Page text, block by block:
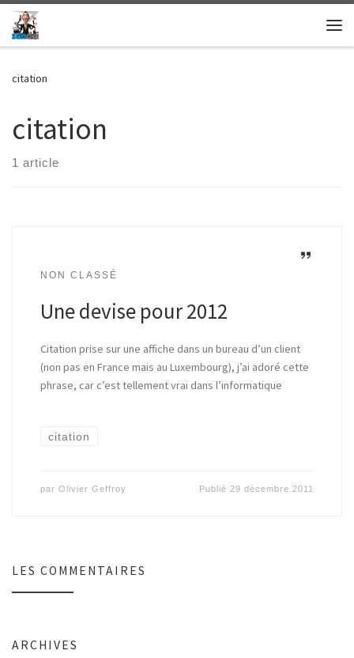
Skip to content
citation
citation
1 article
NON CLASSÉ
Une devise pour 2012
Citation prise sur une affiche dans un bureau d’un client
(non pas en France mais au Luxembourg), j’ai adoré cette
phrase, car c’est tellement vrai dans l’informatique
citation
par Olivier Geffroy Publié 29 décembre 2011
LES COMMENTAIRES
ARCHIVES